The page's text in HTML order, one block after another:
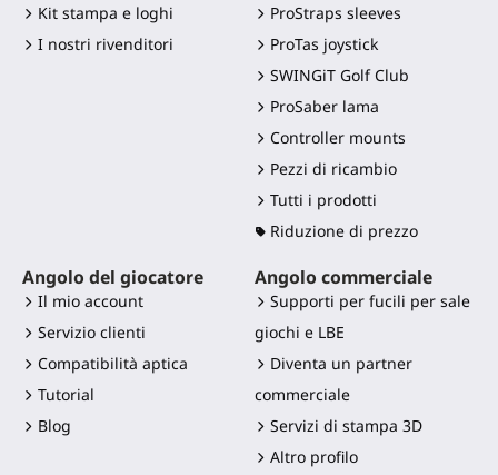
Kit stampa e loghi
I nostri rivenditori
ProStraps sleeves
ProTas joystick
SWINGiT Golf Club
ProSaber lama
Controller mounts
Pezzi di ricambio
Tutti i prodotti
Riduzione di prezzo
Angolo del giocatore
Il mio account
Servizio clienti
Compatibilità aptica
Tutorial
Blog
Angolo commerciale
Supporti per fucili per sale
giochi e LBE
Diventa un partner
commerciale
Servizi di stampa 3D
Altro profilo